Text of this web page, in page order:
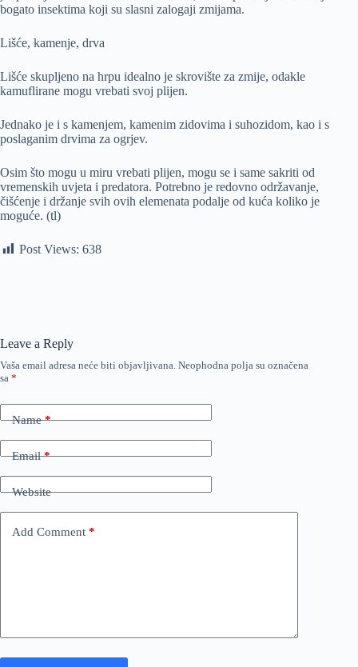
bogato insektima koji su slasni zalogaji zmijama.
Lišće, kamenje, drva
Lišće skupljeno na hrpu idealno je skrovište za zmije, odakle
kamuflirane mogu vrebati svoj plijen.
Jednako je i s kamenjem, kamenim zidovima i suhozidom, kao i s
poslaganim drvima za ogrjev.
Osim što mogu u miru vrebati plijen, mogu se i same sakriti od
vremenskih uvjeta i predatora. Potrebno je redovno održavanje,
čišćenje i držanje svih ovih elemenata podalje od kuća koliko je
moguće. (tl)
Post Views: 638
Leave a Reply
Vaša email adresa neće biti objavljivana. Neophodna polja su označena
sa *
Name*
Email*
Website
Add Comment *